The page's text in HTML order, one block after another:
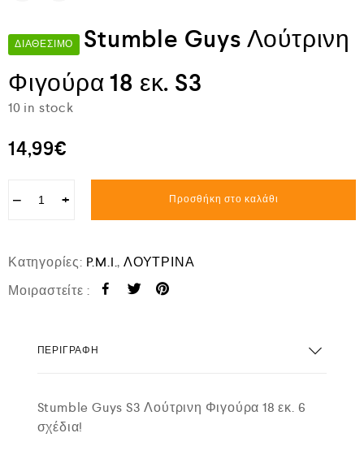
ΔΙΑΘΈΣΙΜΟ
Stumble Guys Λούτρινη
Φιγούρα 18 εκ. S3
10 in stock
14,99€
− + Προσθήκη στο καλάθι
Κατηγορίες: P.M.I.,ΛΟΥΤΡΙΝΑ
Μοιραστείτε :
ΠΕΡΙΓΡΑΦΉ
Stumble Guys S3 Λούτρινη Φιγούρα 18 εκ. 6
σχέδια!